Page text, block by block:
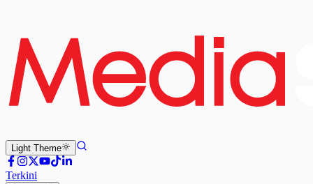
Light Theme
Terkini